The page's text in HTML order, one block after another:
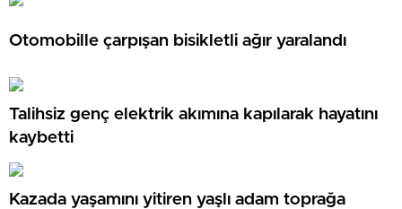
Otomobille çarpışan bisikletli ağır yaralandı
Talihsiz genç elektrik akımına kapılarak hayatını
kaybetti
Kazada yaşamını yitiren yaşlı adam toprağa